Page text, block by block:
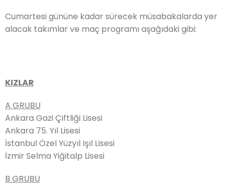
Cumartesi gününe kadar sürecek müsabakalarda yer
alacak takımlar ve maç programı aşağıdaki gibi:
KIZLAR
A GRUBU
Ankara Gazi Çiftliği Lisesi
Ankara 75. Yıl Lisesi
İstanbul Özel Yüzyıl Işıl Lisesi
İzmir Selma Yiğitalp Lisesi
B GRUBU